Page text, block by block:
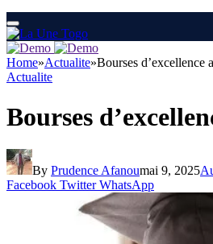
Home»Actualite»Bourses d’excellence
Actualite
Bourses
By Prudence Afanoumai 9, 2025
Facebook Twitter WhatsApp